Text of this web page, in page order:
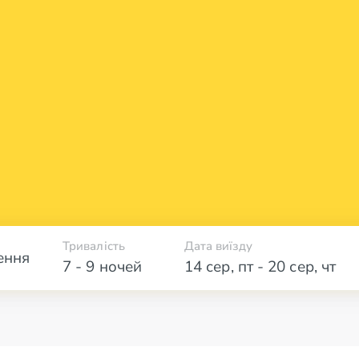
7 - 9 ночей
Тривалість Дата виїзду
14 сер, пт- 20 сер, чт